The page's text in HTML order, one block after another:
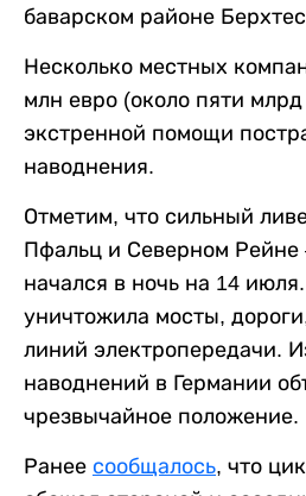
баварском районе
Несколько местных
млн евро (около пяти млрд
экстренной помощи
наводнения.
Отметим, что сильный
Пфальц и Северном
начался в ночь на 14
уничтожила мосты,
линий электропередачи.
наводнений в Германии
чрезвычайное положение.
Ранее сообщалось, что